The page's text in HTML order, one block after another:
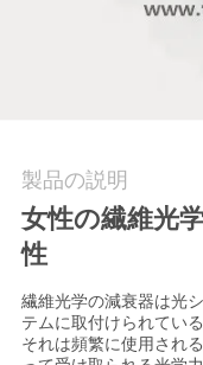
絡
し
な
さ
製品の説明
女性の繊維光
性
繊維光学の減衰器は光
テムに取付けられてい
それは頻繁に使用され